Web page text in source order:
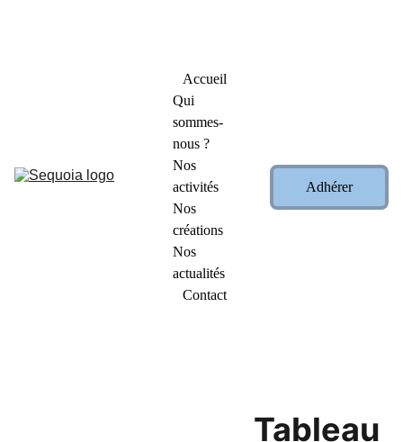
Accueil
Qui
sommes-
nous ?
Nos
activités
Nos
créations
Nos
actualités
Contact
Adhérer
Tableau